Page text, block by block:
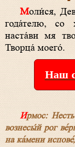
Моли́ся, Де­ви́це, о мне, рабе́ Твое́м, ко Бла­
года́телю, со
наста́ви мя
Творца́ моего́.
Наш
Ирмос: Несть свят, я́коже Ты, Го́с­по­ди Бо́­же мой,
вознесы́й рог
на ка́мени